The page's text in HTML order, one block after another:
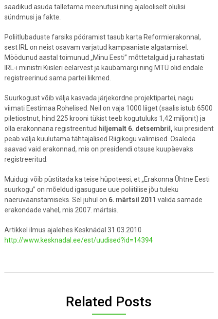
saadikud asuda talletama meenutusi ning ajalooliselt olulisi
sündmusi ja fakte.
Poliitlubaduste farsiks pööramist tasub karta Reformierakonnal,
sest IRL on neist osavam varjatud kampaaniate algatamisel.
Möödunud aastal toimunud „Minu Eesti” mõttetalguid ju rahastati
IRL-i ministri Kiisleri eelarvest ja kaubamärgi ning MTÜ olid endale
registreerinud sama partei liikmed.
Suurkogust võib välja kasvada järjekordne projektipartei, nagu
viimati Eestimaa Rohelised. Neil on vaja 1000 liiget (saalis istub 6500
piletiostnut, hind 225 krooni tükist teeb kogutuluks 1,42 miljonit) ja
olla erakonnana registreeritud hiljemalt 6. detsembril, kui president
peab välja kuulutama tähtajalised Riigikogu valimised. Osaleda
saavad vaid erakonnad, mis on presidendi otsuse kuupäevaks
registreeritud.
Muidugi võib püstitada ka teise hüpoteesi, et „Erakonna Ühtne Eesti
suurkogu” on mõeldud igasuguse uue poliitilise jõu tuleku
naeruvääristamiseks. Sel juhul on 6. märtsil 2011 valida samade
erakondade vahel, mis 2007. märtsis.
Artikkel ilmus ajalehes Kesknädal 31.03.2010
http://www.kesknadal.ee/est/uudised?id=14394
Related Posts